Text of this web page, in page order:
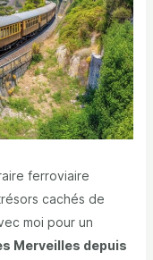
ferroviaire
cachés de
moi pour un
Merveilles depuis